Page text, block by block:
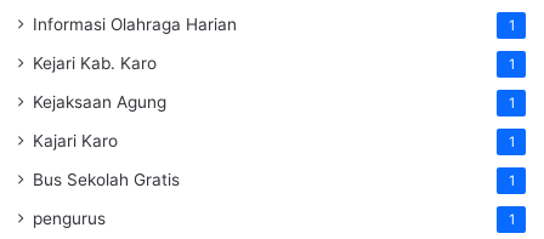
Informasi Olahraga Harian 1
Kejari Kab. Karo 1
Kejaksaan Agung 1
Kajari Karo 1
Bus Sekolah Gratis 1
pengurus 1